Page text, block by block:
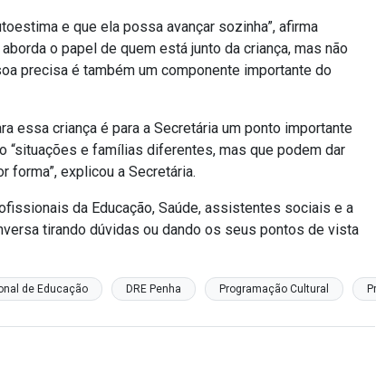
e que ela possa avançar sozinha”, afirma
o papel de quem está junto da criança, mas não
precisa é também um componente importante do
essa criança é para a Secretária um ponto importante
“situações e famílias diferentes, mas que podem dar
forma”, explicou a Secretária.
da Educação, Saúde, assistentes sociais e a
tirando dúvidas ou dando os seus pontos de vista
de Educação DRE Penha Programação Cultural